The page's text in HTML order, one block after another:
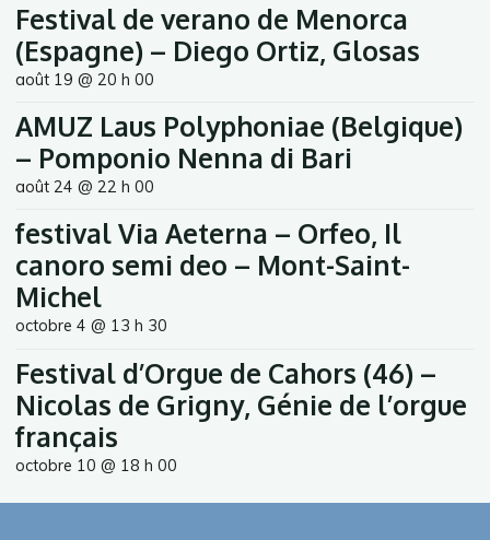
Festival de verano de Menorca
(Espagne) – Diego Ortiz, Glosas
août 19 @ 20 h 00
AMUZ Laus Polyphoniae (Belgique)
– Pomponio Nenna di Bari
août 24 @ 22 h 00
festival Via Aeterna – Orfeo, Il
canoro semi deo – Mont-Saint-
Michel
octobre 4 @ 13 h 30
Festival d’Orgue de Cahors (46) –
Nicolas de Grigny, Génie de l’orgue
français
octobre 10 @ 18 h 00